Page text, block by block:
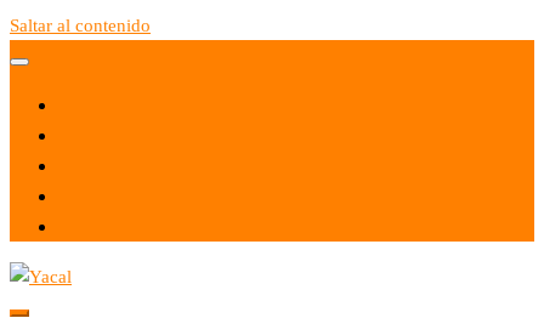
Saltar al contenido